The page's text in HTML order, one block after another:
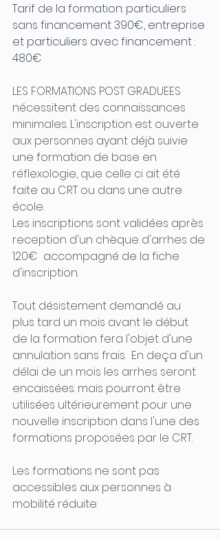
Tarif de la formation: particuliers
sans financement 390€, entreprise
et particuliers avec financement :
480€
LES FORMATIONS POST GRADUEES
nécessitent des connaissances
minimales. L'inscription est ouverte
aux personnes ayant déjà suivie
une formation de base en
réflexologie, que celle ci ait été
faite au CRT ou dans une autre
école.
Les inscriptions sont validées après
reception d'un chèque d'arrhes de
120€  accompagné de la fiche
d'inscription.
Tout désistement demandé au
plus tard un mois avant le début
de la formation fera l'objet d'une
annulation sans frais.  En deça d'un
délai de un mois les arrhes seront
encaissées. mais pourront être
utilisées ultérieurement pour une
nouvelle inscription dans l'une des
formations proposées par le CRT.
Les formations ne sont pas
accessibles aux personnes à
mobilité réduite.